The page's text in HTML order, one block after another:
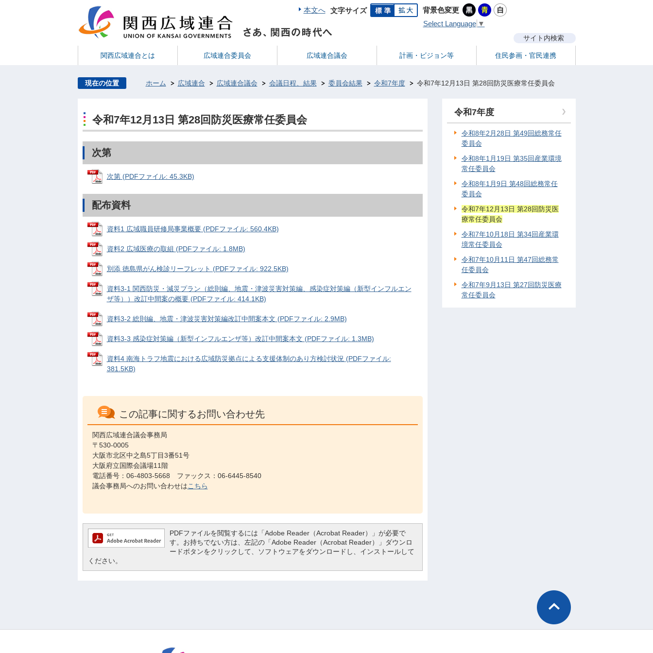
本文へ 文字サイズ
背景色変更
Select Language ▼
サイト内検索
関西広域連合とは 広域連合委員会 広域連合議会 計画・ビジョン等 住民参画・官民連携
現在の位置 ホーム 広域連合 広域連合議会 会議日程、結果 委員会結果 令和7年度 令和7年12月13日 第28回防災医療常任委員会
令和7年12月13日 第28回防災医療常任委員会
次第
次第 (PDFファイル: 45.3KB)
配布資料
資料1 広域職員研修局事業概要 (PDFファイル: 560.4KB)
資料2 広域医療の取組 (PDFファイル: 1.8MB)
別添 徳島県がん検診リーフレット (PDFファイル: 922.5KB)
資料3-1 関西防災・減災プラン（総則編、地震・津波災害対策編、感染症対策編（新型インフルエン
ザ等））改訂中間案の概要 (PDFファイル: 414.1KB)
資料3-2 総則編、地震・津波災害対策編改訂中間案本文 (PDFファイル: 2.9MB)
資料3-3 感染症対策編（新型インフルエンザ等）改訂中間案本文 (PDFファイル: 1.3MB)
資料4 南海トラフ地震における広域防災拠点による支援体制のあり方検討状況 (PDFファイル:
381.5KB)
この記事に関するお問い合わせ先
関西広域連合議会事務局
〒530-0005
大阪市北区中之島5丁目3番51号
大阪府立国際会議場11階
電話番号：06-4803-5668 ファックス：06-6445-8540
議会事務局へのお問い合わせはこちら
PDFファイルを閲覧するには「Adobe Reader（Acrobat Reader）」が必要で
す。お持ちでない方は、左記の「Adobe Reader（Acrobat Reader）」ダウンロ
ードボタンをクリックして、ソフトウェアをダウンロードし、インストールして
ください。
令和7年度
令和8年2月28日 第49回総務常任
委員会
令和8年1月19日 第35回産業環境
常任委員会
令和8年1月9日 第48回総務常任
委員会
令和7年12月13日 第28回防災医
療常任委員会
令和7年10月18日 第34回産業環
境常任委員会
令和7年10月11日 第47回総務常
任委員会
令和7年9月13日 第27回防災医療
常任委員会